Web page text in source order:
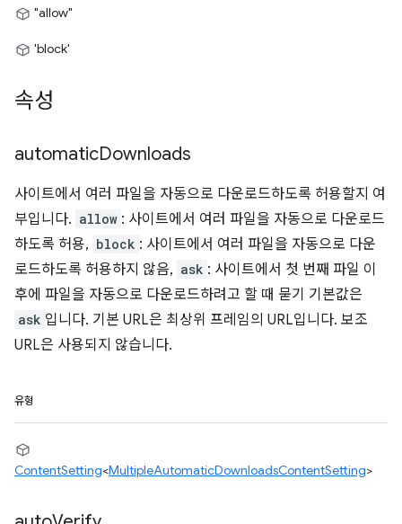
"allow"
'block'
속성
automaticDownloads
사이트에서 여러 파일을 자동으로 다운로드하도록 허용할지 여
부입니다. allow : 사이트에서 여러 파일을 자동으로 다운로드
하도록 허용, block : 사이트에서 여러 파일을 자동으로 다운
로드하도록 허용하지 않음, ask : 사이트에서 첫 번째 파일 이
후에 파일을 자동으로 다운로드하려고 할 때 묻기 기본값은
ask 입니다. 기본 URL은 최상위 프레임의 URL입니다. 보조
URL은 사용되지 않습니다.
유형
ContentSetting<MultipleAutomaticDownloadsContentSetting>